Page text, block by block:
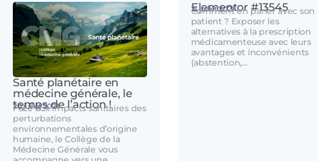
Santé planétaire en
médecine générale, le
temps de l’action !
20 juillet 2021
Face aux impacts sanitaires des
perturbations
environnementales d’origine
humaine, le Collège de la
Médecine Générale vous
Elementor #13545
16 juillet 2021
Comment en parler avec son
patient ? Exposer les
alternatives à la prescription
médicamenteuse avec leurs
avantages et inconvénients
(abstention,…